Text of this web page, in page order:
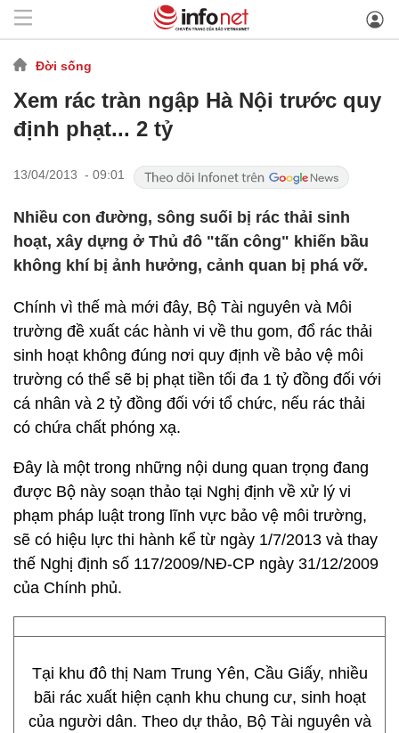
Đời sống
Xem rác tràn ngập Hà Nội trước quy
định phạt... 2 tỷ
13/04/2013 - 09:01
Nhiều con đường, sông suối bị rác thải sinh
hoạt, xây dựng ở Thủ đô "tấn công" khiến bầu
không khí bị ảnh hưởng, cảnh quan bị phá vỡ.
Chính vì thế mà mới đây, Bộ Tài nguyên và Môi
trường đề xuất các hành vi về thu gom, đổ rác thải
sinh hoạt không đúng nơi quy định về bảo vệ môi
trường có thể sẽ bị phạt tiền tối đa 1 tỷ đồng đối với
cá nhân và 2 tỷ đồng đối với tổ chức, nếu rác thải
có chứa chất phóng xạ.
Đây là một trong những nội dung quan trọng đang
được Bộ này soạn thảo tại Nghị định về xử lý vi
phạm pháp luật trong lĩnh vực bảo vệ môi trường,
sẽ có hiệu lực thi hành kể từ ngày 1/7/2013 và thay
thế Nghị định số 117/2009/NĐ-CP ngày 31/12/2009
của Chính phủ.
Tại khu đô thị Nam Trung Yên, Cầu Giấy, nhiều
bãi rác xuất hiện cạnh khu chung cư, sinh hoạt
của người dân. Theo dự thảo, Bộ Tài nguyên và